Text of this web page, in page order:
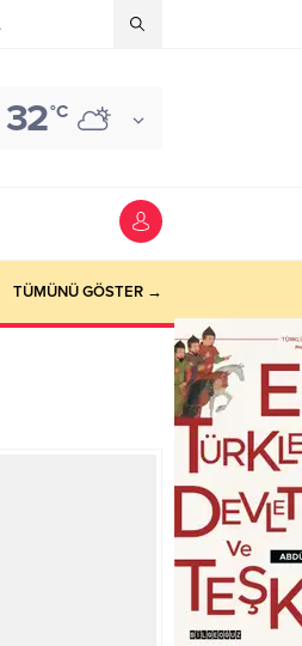
32°C
TÜMÜNÜ GÖSTER →